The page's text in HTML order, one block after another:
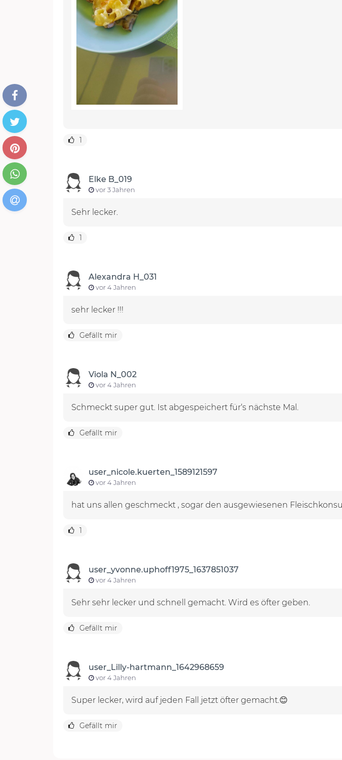
1
Elke B_019
vor 3 Jahren
Sehr lecker.
1
Alexandra H_031
vor 4 Jahren
sehr lecker !!!
Gefällt mir
Viola N_002
vor 4 Jahren
Schmeckt super gut. Ist abgespeichert für‘s nächste Mal.
Gefällt mir
user_nicole.kuerten_1589121597
vor 4 Jahren
hat uns allen geschmeckt , sogar den ausgewiesenen
1
user_yvonne.uphoff1975_1637851037
vor 4 Jahren
Sehr sehr lecker und schnell gemacht. Wird es öfter geben.
Gefällt mir
user_Lilly-hartmann_1642968659
vor 4 Jahren
Super lecker, wird auf jeden Fall jetzt öfter gemacht.😊
Gefällt mir